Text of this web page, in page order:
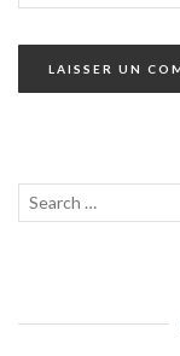
Recherche